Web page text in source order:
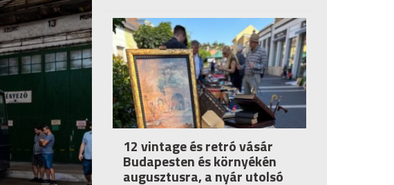
12 vintage és retró vásár
Budapesten és környékén
augusztusra, a nyár utolsó